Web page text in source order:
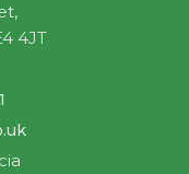
4JT